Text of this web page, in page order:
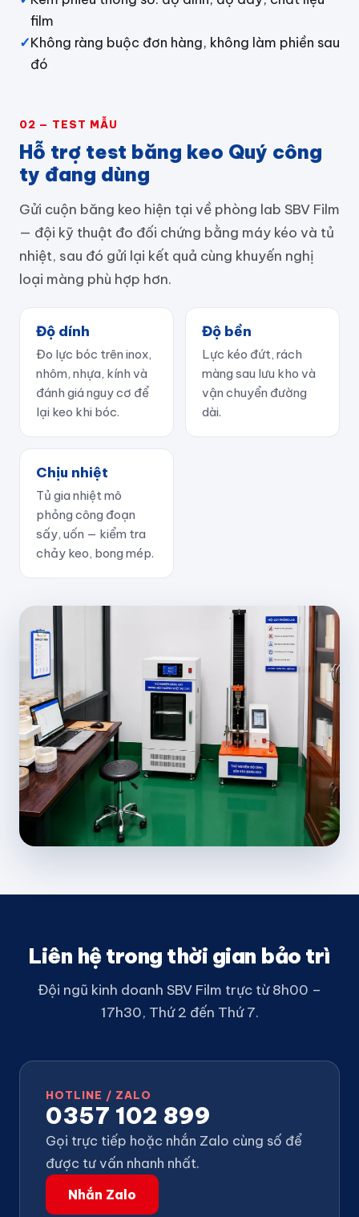
film
✓Không ràng buộc đơn hàng, không làm phiền sau
đó
02 — TEST MẪU
Hỗ trợ test băng keo Quý công
ty đang dùng
Gửi cuộn băng keo hiện tại về phòng lab SBV Film
— đội kỹ thuật đo đối chứng bằng máy kéo và tủ
nhiệt, sau đó gửi lại kết quả cùng khuyến nghị
loại màng phù hợp hơn.
Độ dính
Đo lực bóc trên inox,
nhôm, nhựa, kính và
đánh giá nguy cơ để
lại keo khi bóc.
Độ bền
Lực kéo đứt, rách
màng sau lưu kho và
vận chuyển đường
dài.
Chịu nhiệt
Tủ gia nhiệt mô
phỏng công đoạn
sấy, uốn — kiểm tra
chảy keo, bong mép.
Liên hệ trong thời gian bảo trì
Đội ngũ kinh doanh SBV Film trực từ 8h00 –
17h30, Thứ 2 đến Thứ 7.
HOTLINE / ZALO
0357 102 899
Gọi trực tiếp hoặc nhắn Zalo cùng số để
được tư vấn nhanh nhất.
Nhắn Zalo